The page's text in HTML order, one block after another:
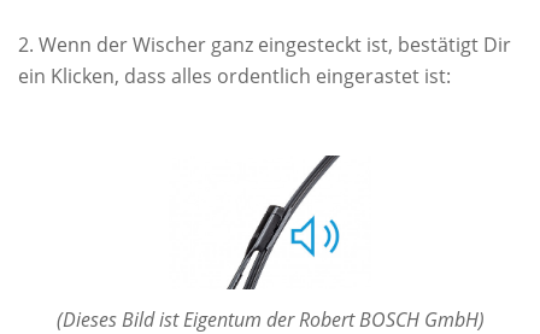
Wenn der Wischer ganz eingesteckt ist, bestätigt Dir
ein Klicken, dass alles ordentlich eingerastet ist:
(Dieses Bild ist Eigentum der Robert BOSCH GmbH)